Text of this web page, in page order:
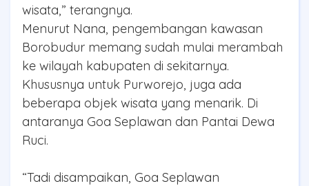
wisata,” terangnya.
Menurut Nana, pengembangan kawasan
Borobudur memang sudah mulai merambah
ke wilayah kabupaten di sekitarnya.
Khususnya untuk Purworejo, juga ada
beberapa objek wisata yang menarik. Di
antaranya Goa Seplawan dan Pantai Dewa
Ruci.
“Tadi disampaikan, Goa Seplawan